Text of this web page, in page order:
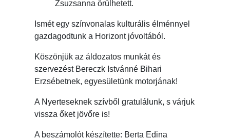
Zsuzsanna örülhetett.
Ismét egy színvonalas kulturális élménnyel
gazdagodtunk a Horizont jóvoltából.
Köszönjük az áldozatos munkát és
szervezést Bereczk Istvánné Bihari
Erzsébetnek, egyesületünk motorjának!
A Nyerteseknek szívből gratulálunk, s várjuk
vissza őket jövőre is!
A beszámolót készítette: Berta Edina